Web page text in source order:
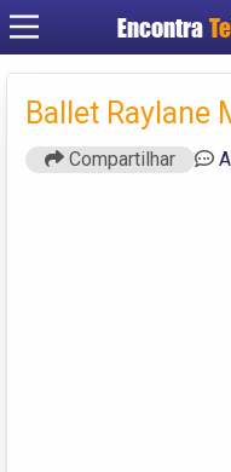
Encontra
Ballet Raylane
Compartilhar